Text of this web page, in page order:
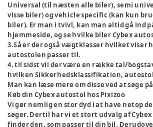
Universal (til næsten alle biler), semi
visse biler) og vehicle specific (kan kun
biler). Er man i tvivl, kan man altid gå ind
hjemmeside, og se hvilke biler Cybex
3.Så er der også vægtklasser hvilket viser
autostolen passer til.
4. til sidst vil der være en række tal/
hvilken Sikkerhedsklassifikation,
Man kan læse mere om disse ved at søge
Køb din Cybex autostol hos Pixizoo
Vi gør nemlig en stor dyd i at have netop
søger. Dertil har vi et stort udvalg af
finder den, som passer til din bil.